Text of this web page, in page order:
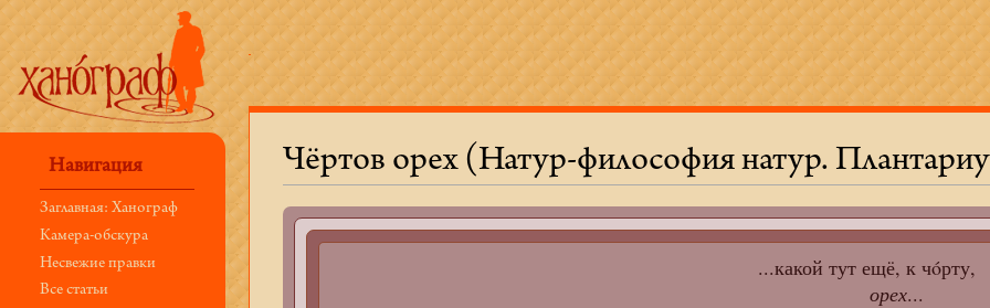
Чёртов орех (Натур-философия натур.
...какой тут ещё, к чóрту,
орех...
Навигация
Заглавная: Ханограф
Камера-обскура
Несвежие правки
Все статьи